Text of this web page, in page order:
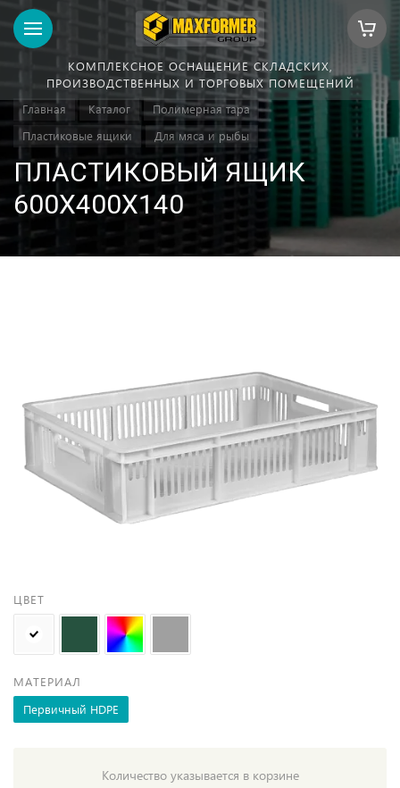
КОМПЛЕКСНОЕ ОСНАЩЕНИЕ СКЛАДСКИХ,
ПРОИЗВОДСТВЕННЫХ И ТОРГОВЫХ ПОМЕЩЕНИЙ
Главная
Каталог
Полимерная тара
Пластиковые ящики
Для мяса и рыбы
ПЛАСТИКОВЫЙ ЯЩИК
600Х400Х140
ЦВЕТ
МАТЕРИАЛ
Первичный HDPE
Количество указывается в корзине